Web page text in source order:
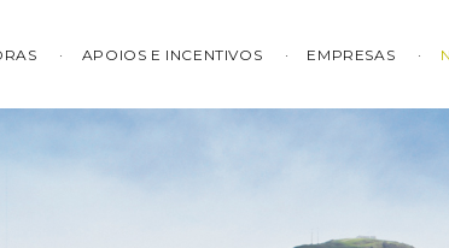
APOIOS E INCENTIVOS EMPRESAS